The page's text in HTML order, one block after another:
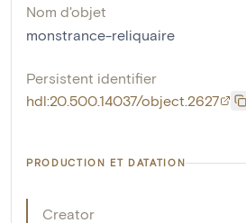
Nom d'objet
monstrance-reliquaire
Persistent identifier
hdl:20.500.14037/object.2627
PRODUCTION ET DATATION
Creator